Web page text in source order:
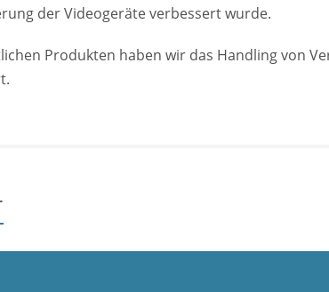
der Videogeräte verbessert wurde.
Produkten haben wir das Handling von